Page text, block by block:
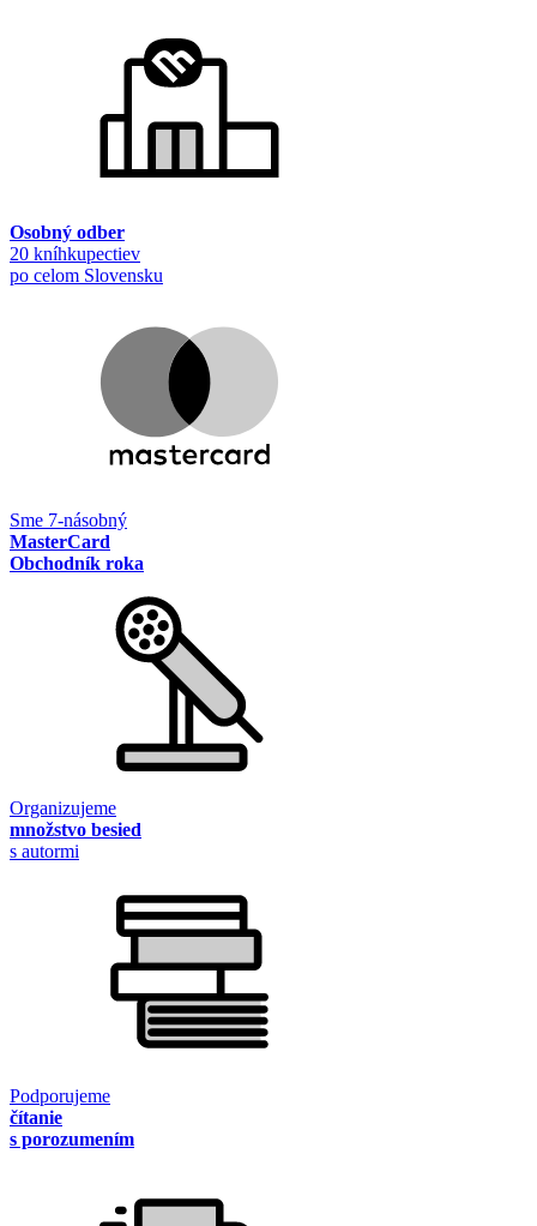
Osobný odber
20 kníhkupectiev
po celom Slovensku
Sme 7-násobný
MasterCard
Obchodník roka
Organizujeme
množstvo besied
s autormi
Podporujeme
čítanie
s porozumením